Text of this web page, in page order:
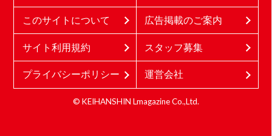
このサイトについて 広告掲載のご案内
サイト利用規約 スタッフ募集
プライバシーポリシー 運営会社
© KEIHANSHIN Lmagazine Co.,Ltd.